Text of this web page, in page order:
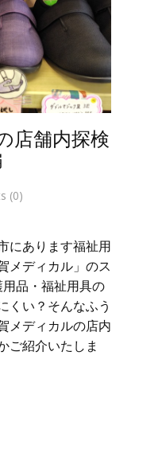
店舗内探検
(0)
にあります福祉用
メディカル」のス
品・福祉用具の
くい？そんなふう
メディカルの店内
ご紹介いたしま